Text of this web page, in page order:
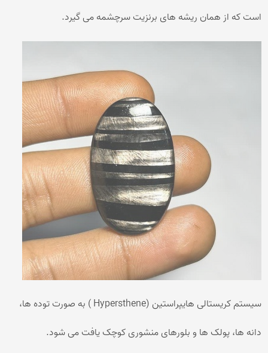
است که از همان ریشه های برنزیت سرچشمه می گیرد.
سیستم کریستالی هایپراستین (Hypersthene ) به صورت توده ها،
دانه ها، پولک ها و بلورهای منشوری کوچک یافت می شود.